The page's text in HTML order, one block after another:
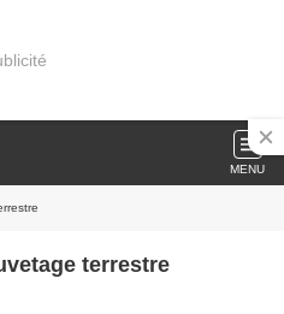
MENU
terrestre